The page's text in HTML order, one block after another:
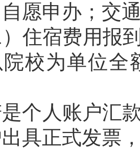
愿申办；交
）住宿费用报
校为单位全
是个人账户汇
具正式发票